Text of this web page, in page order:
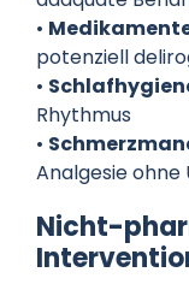
•
potenziell
•
Rhythmus
•
Analgesie
Nicht-